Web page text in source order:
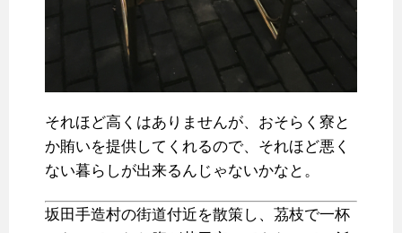
それほど高くはありませんが、おそらく寮と
か賄いを提供してくれるので、それほど悪く
ない暮らしが出来るんじゃないかなと。
坂田手造村の街道付近を散策し、茘枝で一杯